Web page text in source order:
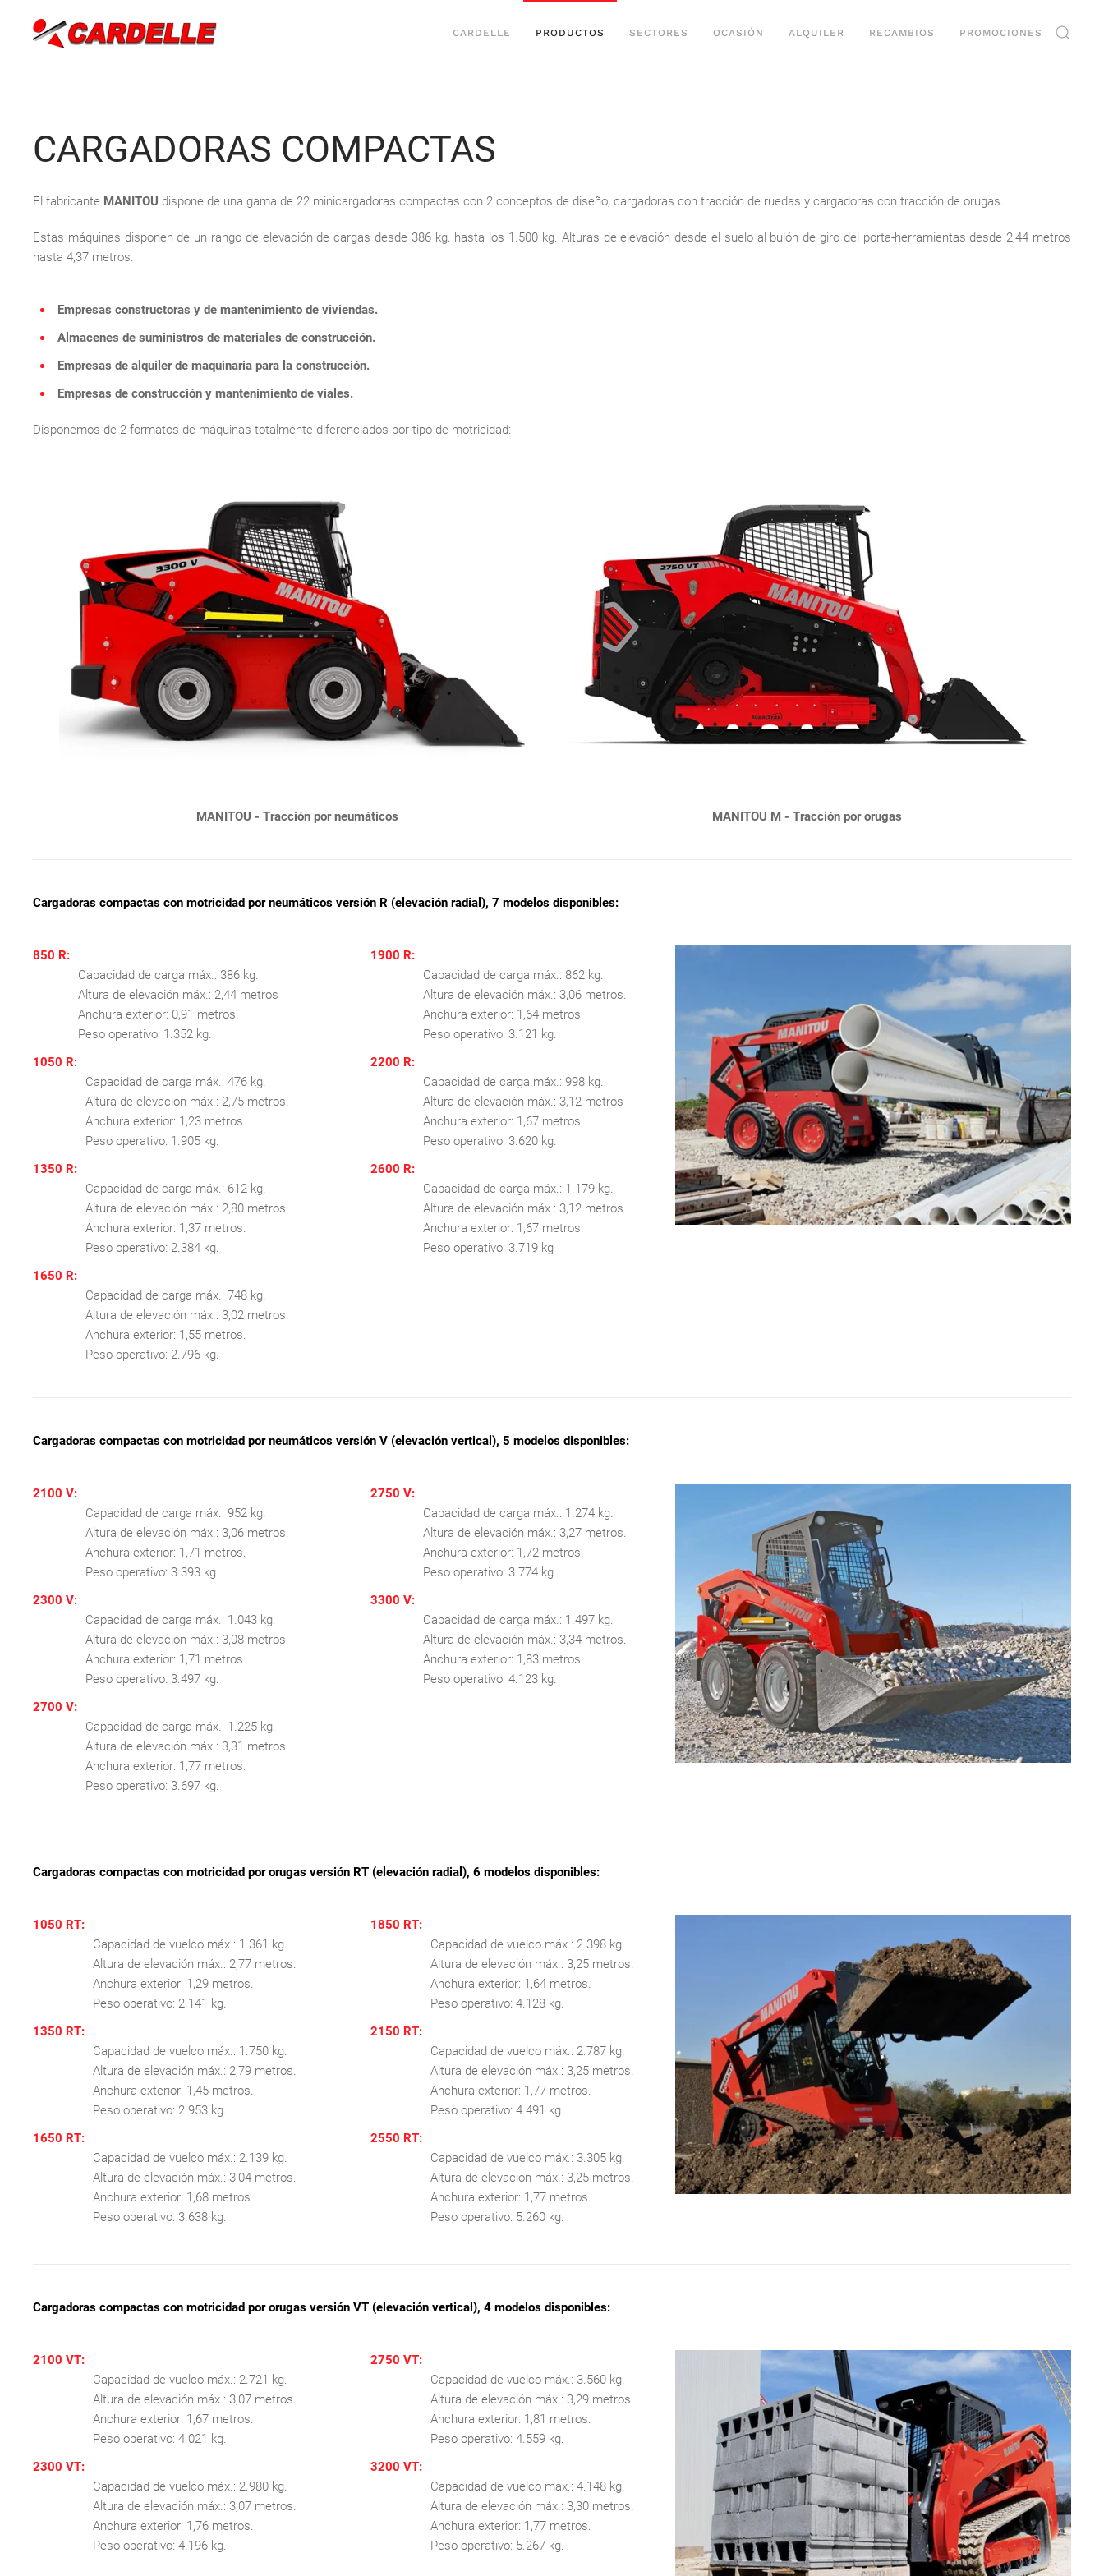
Skip to main content CARDELLE PRODUCTOS SECTORES OCASIÓN ALQUILER RECAMBIOS PROMOCIONES
CARGADORAS COMPACTAS
El fabricante MANITOU dispone de una gama de 22 minicargadoras compactas con 2 conceptos de diseño, cargadoras con tracción de ruedas y cargadoras con tracción de orugas.
Estas máquinas disponen de un rango de elevación de cargas desde 386 kg. hasta los 1.500 kg. Alturas de elevación desde el suelo al bulón de giro del porta-herramientas desde 2,44 metros
hasta 4,37 metros.
Empresas constructoras y de mantenimiento de viviendas.
Almacenes de suministros de materiales de construcción.
Empresas de alquiler de maquinaria para la construcción.
Empresas de construcción y mantenimiento de viales.
Disponemos de 2 formatos de máquinas totalmente diferenciados por tipo de motricidad:
MANITOU - Tracción por neumáticos MANITOU M - Tracción por orugas
Cargadoras compactas con motricidad por neumáticos versión R (elevación radial), 7 modelos disponibles:
850 R:
Capacidad de carga máx.: 386 kg.
Altura de elevación máx.: 2,44 metros
Anchura exterior: 0,91 metros.
Peso operativo: 1.352 kg.
1050 R:
Capacidad de carga máx.: 476 kg.
Altura de elevación máx.: 2,75 metros.
Anchura exterior: 1,23 metros.
Peso operativo: 1.905 kg.
1350 R:
Capacidad de carga máx.: 612 kg.
Altura de elevación máx.: 2,80 metros.
Anchura exterior: 1,37 metros.
Peso operativo: 2.384 kg.
1650 R:
Capacidad de carga máx.: 748 kg.
Altura de elevación máx.: 3,02 metros.
Anchura exterior: 1,55 metros.
Peso operativo: 2.796 kg.
1900 R:
Capacidad de carga máx.: 862 kg.
Altura de elevación máx.: 3,06 metros.
Anchura exterior: 1,64 metros.
Peso operativo: 3.121 kg.
2200 R:
Capacidad de carga máx.: 998 kg.
Altura de elevación máx.: 3,12 metros
Anchura exterior: 1,67 metros.
Peso operativo: 3.620 kg.
2600 R:
Capacidad de carga máx.: 1.179 kg.
Altura de elevación máx.: 3,12 metros
Anchura exterior: 1,67 metros.
Peso operativo: 3.719 kg
Cargadoras compactas con motricidad por neumáticos versión V (elevación vertical), 5 modelos disponibles:
2100 V:
Capacidad de carga máx.: 952 kg.
Altura de elevación máx.: 3,06 metros.
Anchura exterior: 1,71 metros.
Peso operativo: 3.393 kg
2300 V:
Capacidad de carga máx.: 1.043 kg.
Altura de elevación máx.: 3,08 metros
Anchura exterior: 1,71 metros.
Peso operativo: 3.497 kg.
2700 V:
Capacidad de carga máx.: 1.225 kg.
Altura de elevación máx.: 3,31 metros.
Anchura exterior: 1,77 metros.
Peso operativo: 3.697 kg.
2750 V:
Capacidad de carga máx.: 1.274 kg.
Altura de elevación máx.: 3,27 metros.
Anchura exterior: 1,72 metros.
Peso operativo: 3.774 kg
3300 V:
Capacidad de carga máx.: 1.497 kg.
Altura de elevación máx.: 3,34 metros.
Anchura exterior: 1,83 metros.
Peso operativo: 4.123 kg.
Cargadoras compactas con motricidad por orugas versión RT (elevación radial), 6 modelos disponibles:
1050 RT:
Capacidad de vuelco máx.: 1.361 kg.
Altura de elevación máx.: 2,77 metros.
Anchura exterior: 1,29 metros.
Peso operativo: 2.141 kg.
1350 RT:
Capacidad de vuelco máx.: 1.750 kg.
Altura de elevación máx.: 2,79 metros.
Anchura exterior: 1,45 metros.
Peso operativo: 2.953 kg.
1650 RT:
Capacidad de vuelco máx.: 2.139 kg.
Altura de elevación máx.: 3,04 metros.
Anchura exterior: 1,68 metros.
Peso operativo: 3.638 kg.
1850 RT:
Capacidad de vuelco máx.: 2.398 kg.
Altura de elevación máx.: 3,25 metros.
Anchura exterior: 1,64 metros.
Peso operativo: 4.128 kg.
2150 RT:
Capacidad de vuelco máx.: 2.787 kg.
Altura de elevación máx.: 3,25 metros.
Anchura exterior: 1,77 metros.
Peso operativo: 4.491 kg.
2550 RT:
Capacidad de vuelco máx.: 3.305 kg.
Altura de elevación máx.: 3,25 metros.
Anchura exterior: 1,77 metros.
Peso operativo: 5.260 kg.
Cargadoras compactas con motricidad por orugas versión VT (elevación vertical), 4 modelos disponibles:
2100 VT:
Capacidad de vuelco máx.: 2.721 kg.
Altura de elevación máx.: 3,07 metros.
Anchura exterior: 1,67 metros.
Peso operativo: 4.021 kg.
2300 VT:
Capacidad de vuelco máx.: 2.980 kg.
Altura de elevación máx.: 3,07 metros.
Anchura exterior: 1,76 metros.
Peso operativo: 4.196 kg.
2750 VT:
Capacidad de vuelco máx.: 3.560 kg.
Altura de elevación máx.: 3,29 metros.
Anchura exterior: 1,81 metros.
Peso operativo: 4.559 kg.
3200 VT:
Capacidad de vuelco máx.: 4.148 kg.
Altura de elevación máx.: 3,30 metros.
Anchura exterior: 1,77 metros.
Peso operativo: 5.267 kg.